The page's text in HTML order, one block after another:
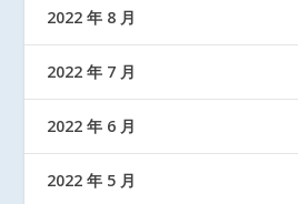
2022 年 8 月
2022 年 7 月
2022 年 6 月
2022 年 5 月